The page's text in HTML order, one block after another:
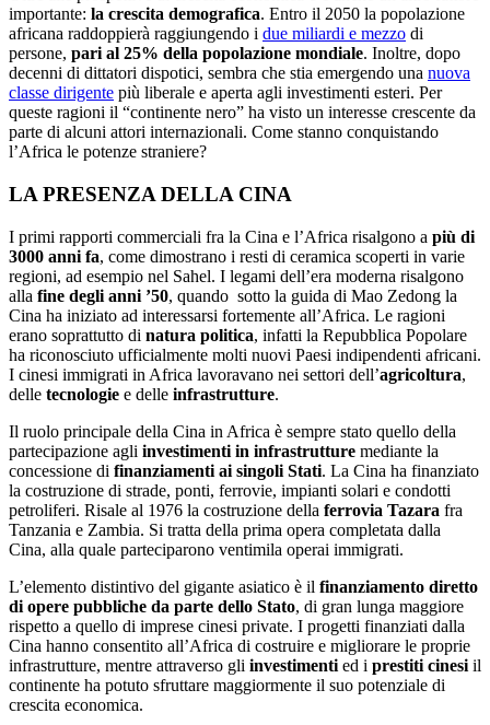
importante: la crescita demografica. Entro il 2050 la popolazione
africana raddoppierà raggiungendo i due miliardi e mezzo di
persone, pari al 25% della popolazione mondiale. Inoltre, dopo
decenni di dittatori dispotici, sembra che stia emergendo una nuova
classe dirigente più liberale e aperta agli investimenti esteri. Per
queste ragioni il “continente nero” ha visto un interesse crescente da
parte di alcuni attori internazionali. Come stanno conquistando
l’Africa le potenze straniere?
LA PRESENZA DELLA CINA
I primi rapporti commerciali fra la Cina e l’Africa risalgono a più di
3000 anni fa, come dimostrano i resti di ceramica scoperti in varie
regioni, ad esempio nel Sahel. I legami dell’era moderna risalgono
alla fine degli anni ’50, quando sotto la guida di Mao Zedong la
Cina ha iniziato ad interessarsi fortemente all’Africa. Le ragioni
erano soprattutto di natura politica, infatti la Repubblica Popolare
ha riconosciuto ufficialmente molti nuovi Paesi indipendenti africani.
I cinesi immigrati in Africa lavoravano nei settori dell’agricoltura,
delle tecnologie e delle infrastrutture.
Il ruolo principale della Cina in Africa è sempre stato quello della
partecipazione agli investimenti in infrastrutture mediante la
concessione di finanziamenti ai singoli Stati. La Cina ha finanziato
la costruzione di strade, ponti, ferrovie, impianti solari e condotti
petroliferi. Risale al 1976 la costruzione della ferrovia Tazara fra
Tanzania e Zambia. Si tratta della prima opera completata dalla
Cina, alla quale parteciparono ventimila operai immigrati.
L’elemento distintivo del gigante asiatico è il finanziamento diretto
di opere pubbliche da parte dello Stato, di gran lunga maggiore
rispetto a quello di imprese cinesi private. I progetti finanziati dalla
Cina hanno consentito all’Africa di costruire e migliorare le proprie
infrastrutture, mentre attraverso gli investimenti ed i prestiti cinesi il
continente ha potuto sfruttare maggiormente il suo potenziale di
crescita economica.